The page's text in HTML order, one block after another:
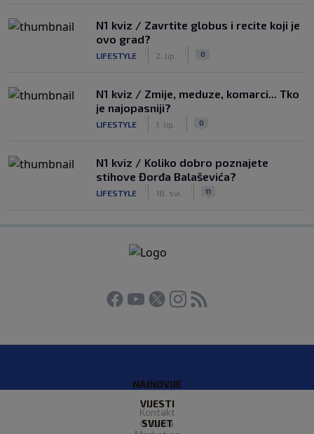
N1 kviz / Zavrtite globus i recite koji je
ovo grad?
LIFESTYLE 2. lip. 0
N1 kviz / Zmije, meduze, komarci... Tko
je najopasniji?
LIFESTYLE 1. lip. 0
N1 kviz / Koliko dobro poznajete
stihove Đorđa Balaševića?
LIFESTYLE 18. svi. 11
NAJNOVIJE
VIJESTI
SVIJET
Kontakt
O Nama